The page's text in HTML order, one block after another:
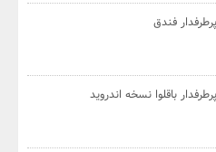
فندق
باقلوا نسخه اندروید